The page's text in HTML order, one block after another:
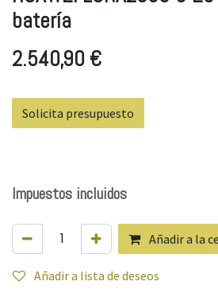
batería
2.540,90 €
Solicita presupuesto
Impuestos incluidos
Añadir a la
Añadir a lista de deseos